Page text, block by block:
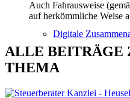
Digitale
Auch Fahrausweise
auf herkömmliche Weise
ALLE BEITRÄGE
THEMA